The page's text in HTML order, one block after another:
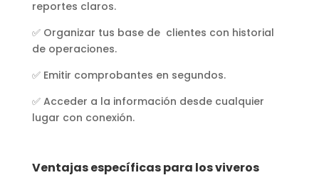
reportes claros.
✅ Organizar tus base de clientes con historial
de operaciones.
✅ Emitir comprobantes en segundos.
✅ Acceder a la información desde cualquier
lugar con conexión.
Ventajas específicas para los viveros